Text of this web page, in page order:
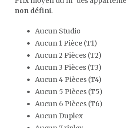
non défini.
Aucun Studio
Aucun 1 Pièce (T1)
Aucun 2 Pièces (T2)
Aucun 3 Pièces (T3)
Aucun 4 Pièces (T4)
Aucun 5 Pièces (T5)
Aucun 6 Pièces (T6)
Aucun Duplex